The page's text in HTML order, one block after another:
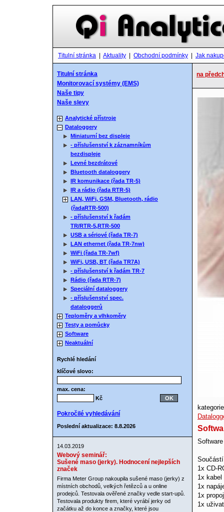
Titulní stránka Aktuality Obchodní podmínky Jak
na
1x CD-
1x
1x
1x
1x
Titulní stránka
Monitorovací systémy (EMS)
Naše tipy
Naše slevy
Analytické přístroje
Dataloggery
Miniaturní bez displeje
- příslušenství k záznamníkům
bezdispleje
Levné bezdrátové
Bluetooth dataloggery
IR komunikace (řada TR-5)
IR a rádio (řada RTR-5)
LAN, WiFi, GSM, Bluetooth, rádio
(řadaRTR-500)
- příslušenství k řadám
TR/RTR-5,RTR-500
USB a sériové (řada TR-7)
LAN ethernet (řada TR-7nw)
WiFi (řada TR-7wf)
WiFi, USB, BT (řada TR7A)
- příslušenství k řadám TR-7
Rádio (řada RTR-7)
Speciální dataloggery
- příslušenství spec.
dataloggerů
Teploměry a vlhkoměry
Testy a pomůcky
Software
Neaktuální
Rychlé hledání
klíčové slovo:
max. cena:
Kč
Pokročilé vyhledávání
Poslední aktualizace: 8.8.2026
14.03.2019
Webový seminář:
Sušené maso (jerky). Hodnocení nejlepších
značek
Firma Meter Group nakoupila sušené maso (jerky) z
místních obchodů, velkých řetězců a u online
prodejců. Testovala ověřené značky vedle start-upů.
Testovala produkty firem, které vyrábí jerky od
začátku až do konce a značky, které jsou